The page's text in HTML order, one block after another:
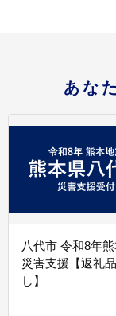
あな
八代市 令和8年
災害支援【返礼
し】